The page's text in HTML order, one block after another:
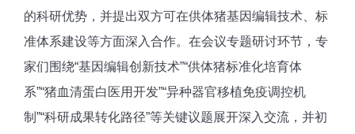
的科研优势，并提出双方可在供体猪基因编辑技术、标
准体系建设等方面深入合作。在会议专题研讨环节，专
家们围绕“基因编辑创新技术”“供体猪标准化培育体
系”“猪血清蛋白医用开发”“异种器官移植免疫调控机
制”“科研成果转化路径”等关键议题展开深入交流，并初